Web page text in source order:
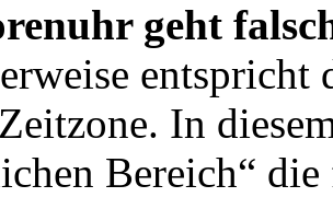
geht
entspricht
In
Bereich“